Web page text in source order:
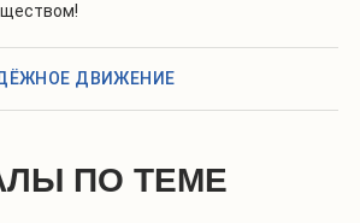
ДВИЖЕНИЕ
ПО ТЕМЕ